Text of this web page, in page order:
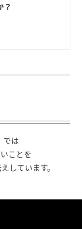
？
では
ことを
しています。